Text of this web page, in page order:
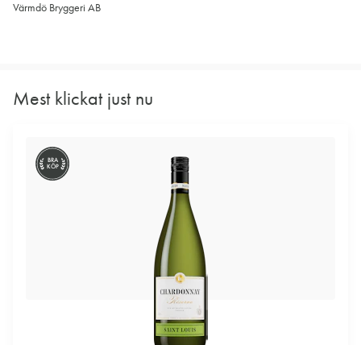
Värmdö Bryggeri AB
Mest klickat just nu
BRA
KÖP